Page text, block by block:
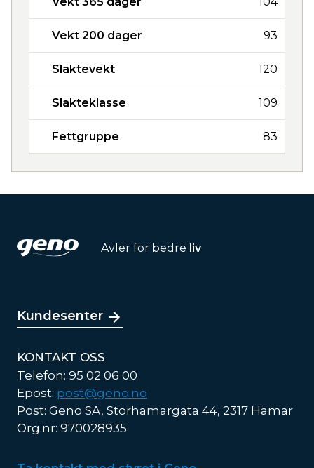
Vekt 200 dager 93
Slaktevekt 120
Slakteklasse 109
Fettgruppe 83
Avler for bedre liv
Kundesenter
KONTAKT OSS
Telefon: 95 02 06 00
Epost: post@geno.no
Post: Geno SA, Storhamargata 44, 2317 Hamar
Org.nr: 970028935